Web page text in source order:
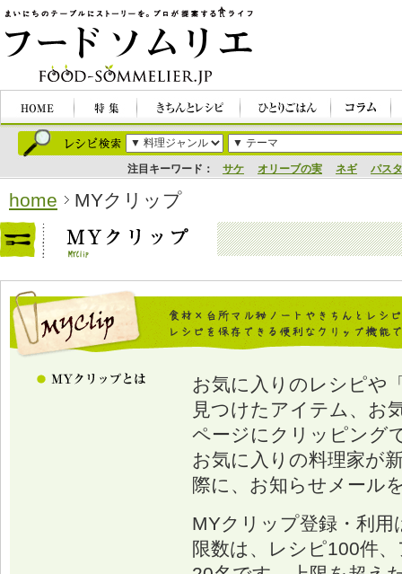
注目キーワード： サケ オリーブの実 ネギ パスタ
home MYクリップ
お気に入りのレシピや
見つけたアイテム、お
ページにクリッピング
お気に入りの料理家が
際に、お知らせメール
MYクリップ登録・利
限数は、レシピ100件